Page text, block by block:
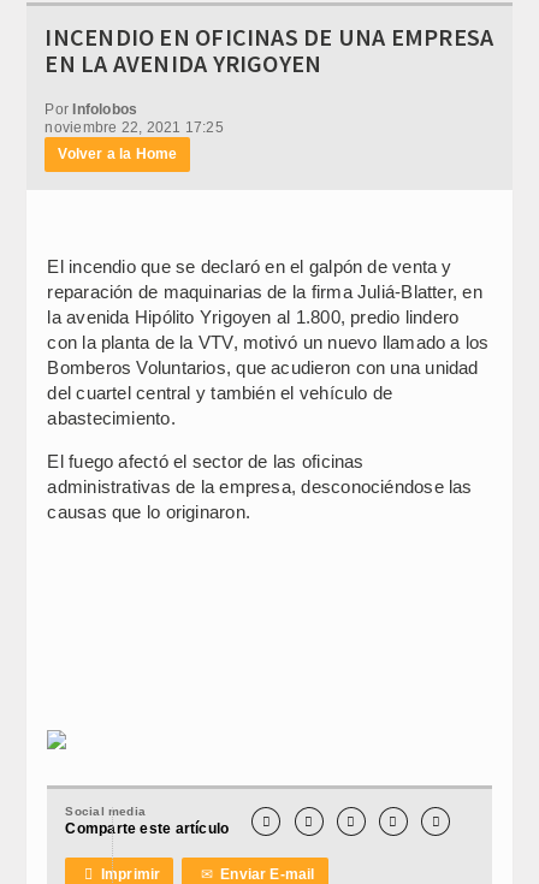
INCENDIO EN OFICINAS DE UNA EMPRESA
EN LA AVENIDA YRIGOYEN
Por Infolobos
noviembre 22, 2021 17:25
Volver a la Home
El incendio que se declaró en el galpón de venta y
reparación de maquinarias de la firma Juliá-Blatter, en
la avenida Hipólito Yrigoyen al 1.800, predio lindero
con la planta de la VTV, motivó un nuevo llamado a los
Bomberos Voluntarios, que acudieron con una unidad
del cuartel central y también el vehículo de
abastecimiento.
El fuego afectó el sector de las oficinas
administrativas de la empresa, desconociéndose las
causas que lo originaron.
Social media
Comparte este artículo     
 Imprimir ✉Enviar E-mail